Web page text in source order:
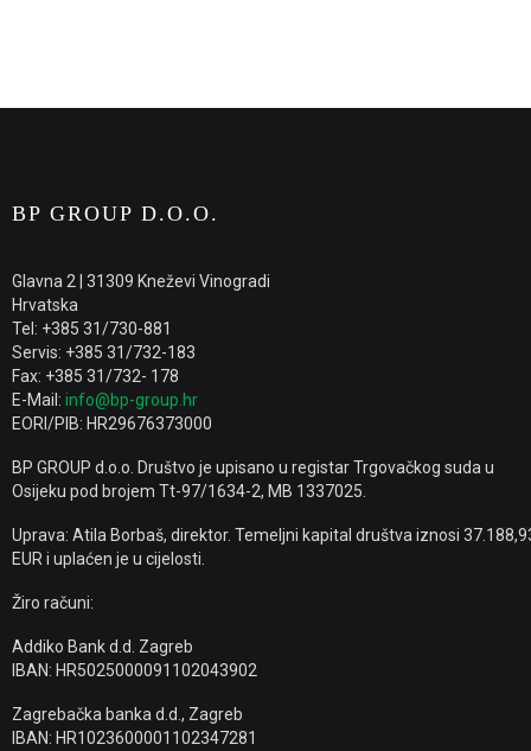
BP GROUP D.O.O.
Glavna 2 | 31309 Kneževi Vinogradi
Hrvatska
Tel: +385 31/730-881
Servis: +385 31/732-183
Fax: +385 31/732- 178
E-Mail: info@bp-group.hr
EORI/PIB: HR29676373000
BP GROUP d.o.o. Društvo je upisano u registar Trgovačkog suda u
Osijeku pod brojem Tt-97/1634-2, MB 1337025.
Uprava: Atila Borbaš, direktor. Temeljni kapital društva iznosi
EUR i uplaćen je u cijelosti.
Žiro računi:
Addiko Bank d.d. Zagreb
IBAN: HR5025000091102043902
Zagrebačka banka d.d., Zagreb
IBAN: HR1023600001102347281